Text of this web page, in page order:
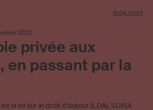
12.06.2023
2022
privée aux
en passant par la
de la loi sur le droit d’auteur (LDA), SUISA